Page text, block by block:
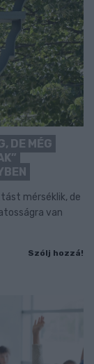
DE MÉG
mérséklik, de
van
Szólj hozzá!